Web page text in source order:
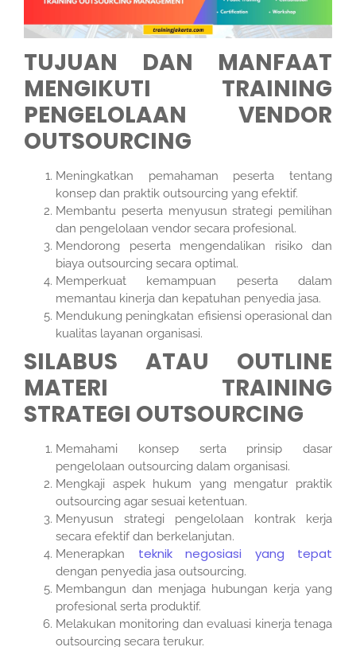
TUJUAN DAN MANFAAT
MENGIKUTI TRAINING
PENGELOLAAN VENDOR
OUTSOURCING
Meningkatkan pemahaman peserta tentang
konsep dan praktik outsourcing yang efektif.
Membantu peserta menyusun strategi pemilihan
dan pengelolaan vendor secara profesional.
Mendorong peserta mengendalikan risiko dan
biaya outsourcing secara optimal.
Memperkuat kemampuan peserta dalam
memantau kinerja dan kepatuhan penyedia jasa.
Mendukung peningkatan efisiensi operasional dan
kualitas layanan organisasi.
SILABUS ATAU OUTLINE
MATERI TRAINING
STRATEGI OUTSOURCING
Memahami konsep serta prinsip dasar
pengelolaan outsourcing dalam organisasi.
Mengkaji aspek hukum yang mengatur praktik
outsourcing agar sesuai ketentuan.
Menyusun strategi pengelolaan kontrak kerja
secara efektif dan berkelanjutan.
Menerapkan teknik negosiasi yang tepat
dengan penyedia jasa outsourcing.
Membangun dan menjaga hubungan kerja yang
profesional serta produktif.
Melakukan monitoring dan evaluasi kinerja tenaga
outsourcing secara terukur.